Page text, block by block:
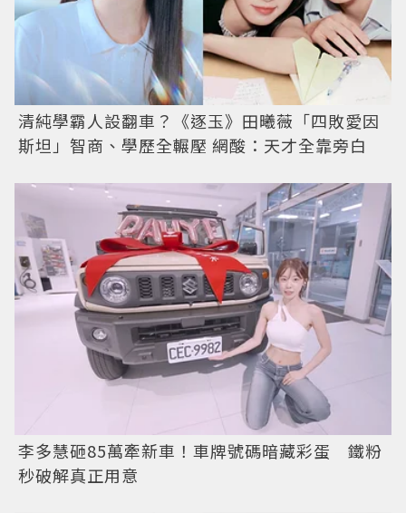
清純學霸人設翻車？《逐玉》田曦薇「四敗愛因
斯坦」智商、學歷全輾壓 網酸：天才全靠旁白
李多慧砸85萬牽新車！車牌號碼暗藏彩蛋 鐵粉
秒破解真正用意